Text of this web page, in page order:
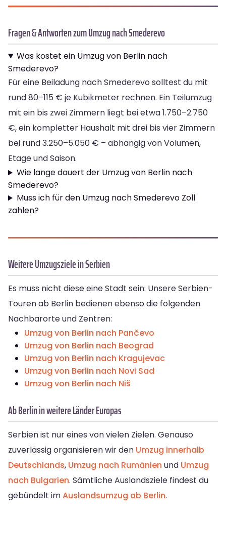
Fragen & Antworten zum Umzug nach Smederevo
Was kostet ein Umzug von Berlin nach
Smederevo?
Für eine Beiladung nach Smederevo solltest du mit
rund 80–115 € je Kubikmeter rechnen. Ein Teilumzug
mit ein bis zwei Zimmern liegt bei etwa 1.750–2.750
€, ein kompletter Haushalt mit drei bis vier Zimmern
bei rund 3.250–5.050 € – abhängig von Volumen,
Etage und Saison.
Wie lange dauert der Umzug von Berlin nach
Smederevo?
Muss ich für den Umzug nach Smederevo Zoll
zahlen?
Weitere Umzugsziele in Serbien
Es muss nicht diese eine Stadt sein: Unsere Serbien-
Touren ab Berlin bedienen ebenso die folgenden
Nachbarorte und Zentren:
Umzug von Berlin nach Pančevo
Umzug von Berlin nach Beograd
Umzug von Berlin nach Kragujevac
Umzug von Berlin nach Novi Sad
Umzug von Berlin nach Niš
Ab Berlin in weitere Länder Europas
Serbien ist nur eines von vielen Zielen. Genauso
zuverlässig organisieren wir den Umzug innerhalb
Deutschlands, Umzug nach Rumänien und Umzug
nach Bulgarien. Sämtliche Auslandsziele findest du
gebündelt imAuslandsumzug ab Berlin.